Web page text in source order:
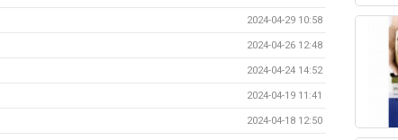
2024-04-29 10:58
2024-04-26 12:48
2024-04-24 14:52
2024-04-19 11:41
2024-04-18 12:50